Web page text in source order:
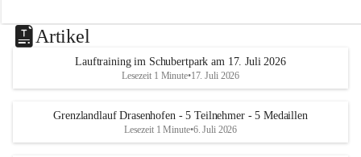
Artikel
Lauftraining im Schubertpark am 17. Juli 2026
Lesezeit 1 Minute•17. Juli 2026
Grenzlandlauf Drasenhofen - 5 Teilnehmer - 5 Medaillen
Lesezeit 1 Minute•6. Juli 2026